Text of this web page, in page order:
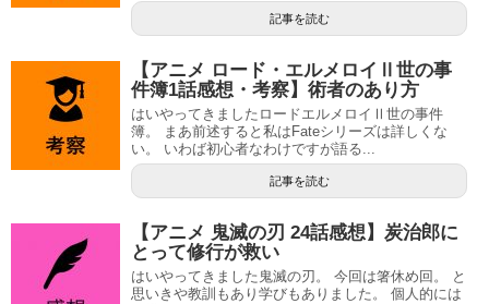
記事を読む
【アニメ ロード・エルメロイⅡ世の事
件簿1話感想・考察】術者のあり方
はいやってきましたロードエルメロイⅡ世の事件
簿。 まあ前述すると私はFateシリーズは詳しくな
い。 いわば初心者なわけですが語る...
記事を読む
【アニメ 鬼滅の刃 24話感想】炭治郎に
とって修行が救い
はいやってきました鬼滅の刃。 今回は箸休め回。 と
思いきや教訓もあり学びもありました。 個人的には